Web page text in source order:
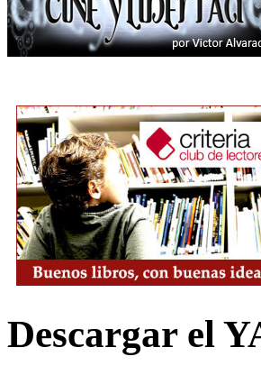
Descargar el